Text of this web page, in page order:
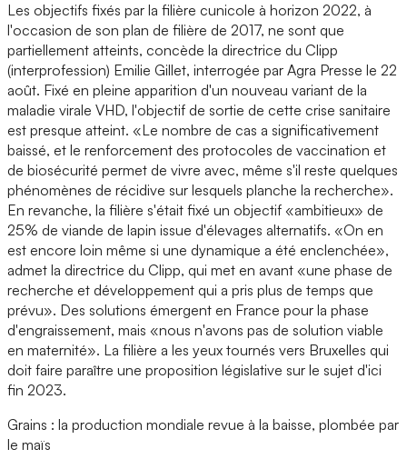
Les objectifs fixés par la filière cunicole à horizon 2022, à
l'occasion de son plan de filière de 2017, ne sont que
partiellement atteints, concède la directrice du Clipp
(interprofession) Emilie Gillet, interrogée par Agra Presse le 22
août. Fixé en pleine apparition d'un nouveau variant de la
maladie virale VHD, l'objectif de sortie de cette crise sanitaire
est presque atteint. «Le nombre de cas a significativement
baissé, et le renforcement des protocoles de vaccination et
de biosécurité permet de vivre avec, même s'il reste quelques
phénomènes de récidive sur lesquels planche la recherche».
En revanche, la filière s'était fixé un objectif «ambitieux» de
25% de viande de lapin issue d'élevages alternatifs. «On en
est encore loin même si une dynamique a été enclenchée»,
admet la directrice du Clipp, qui met en avant «une phase de
recherche et développement qui a pris plus de temps que
prévu». Des solutions émergent en France pour la phase
d'engraissement, mais «nous n'avons pas de solution viable
en maternité». La filière a les yeux tournés vers Bruxelles qui
doit faire paraître une proposition législative sur le sujet d'ici
fin 2023.
Grains : la production mondiale revue à la baisse, plombée par
le maïs